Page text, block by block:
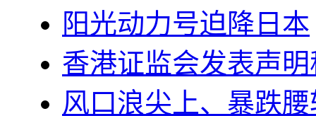
阳光动力号迫降日本
香港证监会发表声
风口浪尖上、暴跌